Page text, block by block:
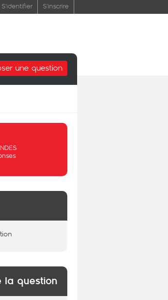
S'identifier S'inscrire
une question
la question